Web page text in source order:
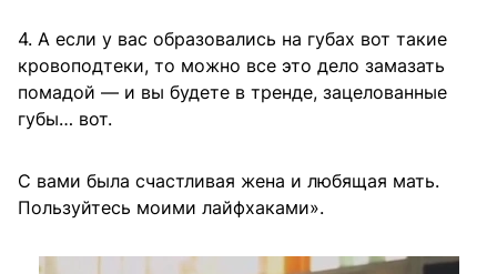
4. А если у вас образовались на губах вот такие
кровоподтеки, то можно все это дело замазать
помадой — и вы будете в тренде, зацелованные
губы… вот.
С вами была счастливая жена и любящая мать.
Пользуйтесь моими лайфхаками».